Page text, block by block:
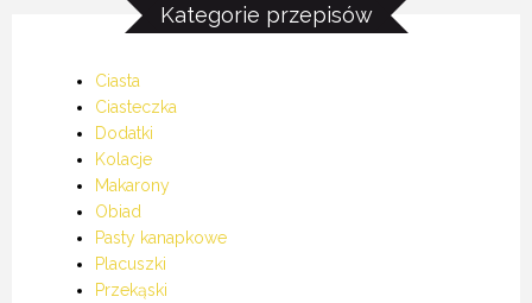
Kategorie przepisów
Ciasta
Ciasteczka
Dodatki
Kolacje
Makarony
Obiad
Pasty kanapkowe
Placuszki
Przekąski